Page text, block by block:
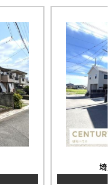
埼